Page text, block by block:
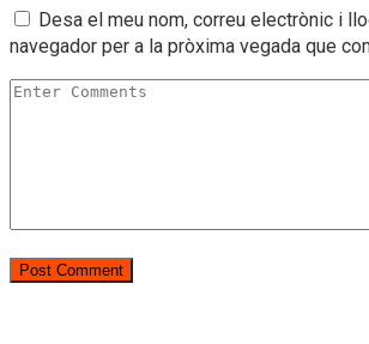
Desa el meu nom, correu electrònic i
navegador per a la pròxima vegada que